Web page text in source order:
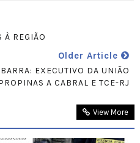
À REGIÃO
Older Article
EXECUTIVO DA UNIÃO
A CABRAL E TCE-RJ
View More